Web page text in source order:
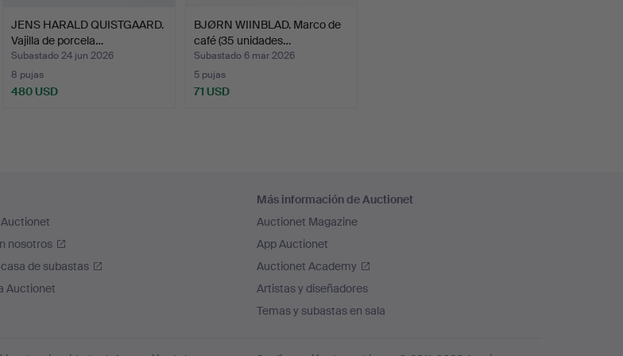
JENS HARALD QUISTGAARD.
Vajilla de porcela…
Subastado 24 jun 2026
8 pujas
480 USD
BJØRN WIINBLAD. Marco de
café (35 unidades…
Subastado 6 mar 2026
5 pujas
71 USD
nosotros
de subastas
Auctionet
Más información de Auctionet
Auctionet Magazine
App Auctionet
Auctionet Academy
Artistas y diseñadores
Temas y subastas en sala